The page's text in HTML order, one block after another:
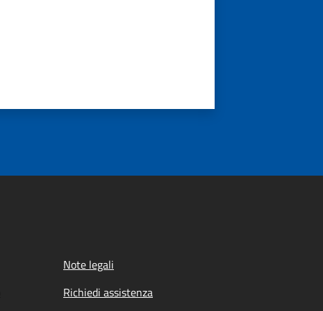
Note legali
Richiedi assistenza